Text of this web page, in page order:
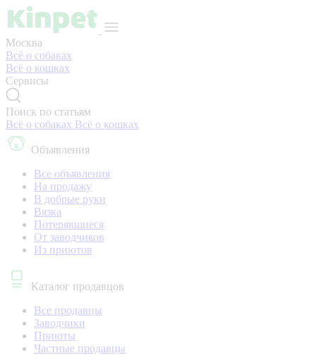
Москва
Всё о собаках
Всё о кошках
Сервисы
Поиск по статьям
Всё о собаках Всё о кошках
Объявления
Все объявления
На продажу
В добрые руки
Вязка
Потерявшиеся
От заводчиков
Из приютов
Каталог продавцов
Все продавцы
Заводчики
Приюты
Частные продавцы